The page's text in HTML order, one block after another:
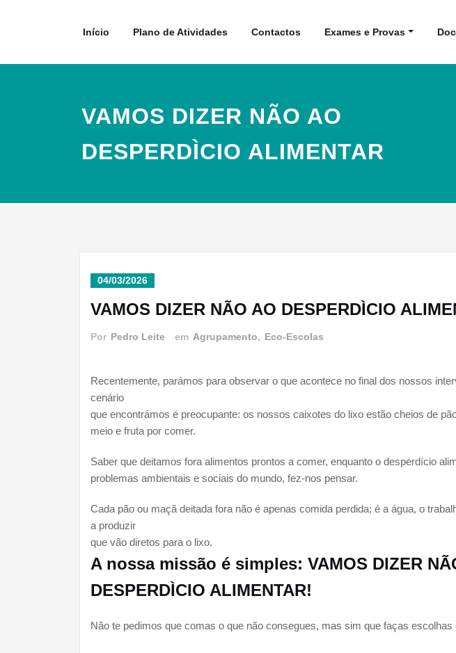
Início Plano de Atividades Contactos Exames e Provas
VAMOS DIZER NÃO AO
DESPERDÌCIO ALIMENTAR
04/03/2026
VAMOS DIZER NÃO AO DESPERDÌCIO
Por Pedro Leite em Agrupamento, Eco-Escolas
Recentemente, parámos para observar o que acontece no final dos nossos
cenário
que encontrámos é preocupante: os nossos caixotes do lixo estão cheios de
meio e fruta por comer.
Saber que deitamos fora alimentos prontos a comer, enquanto o desperdício
problemas ambientais e sociais do mundo, fez-nos pensar.
Cada pão ou maçã deitada fora não é apenas comida perdida; é a água, o
a produzir
que vão diretos para o lixo.
A nossa missão é simples: VAMOS DIZER
DESPERDÌCIO ALIMENTAR!
Não te pedimos que comas o que não consegues, mas sim que faças escolhas